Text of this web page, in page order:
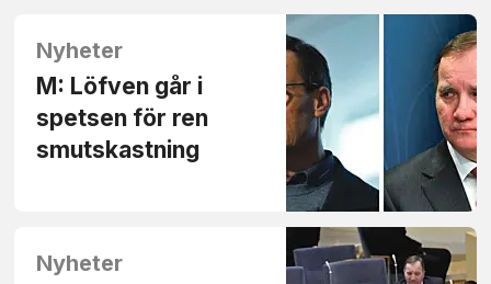
Nyheter
M: Löfven går i
spetsen för ren
smutskastning
Nyheter